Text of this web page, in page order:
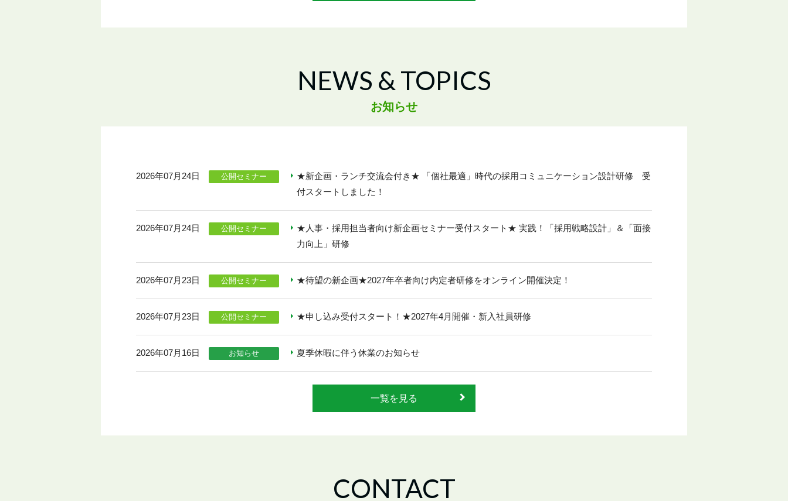
NEWS & TOPICS
お知らせ
2026年07月24日 公開セミナー
★新企画・ランチ交流会付き★ 「個社最適」時代の採用コミュニケーション設計研修 受
付スタートしました！
2026年07月24日 公開セミナー
★人事・採用担当者向け新企画セミナー受付スタート★ 実践！「採用戦略設計」＆「面接
力向上」研修
2026年07月23日 公開セミナー ★待望の新企画★2027年卒者向け内定者研修をオンライン開催決定！
2026年07月23日 公開セミナー ★申し込み受付スタート！★2027年4月開催・新入社員研修
2026年07月16日 お知らせ 夏季休暇に伴う休業のお知らせ
一覧を見る
CONTACT